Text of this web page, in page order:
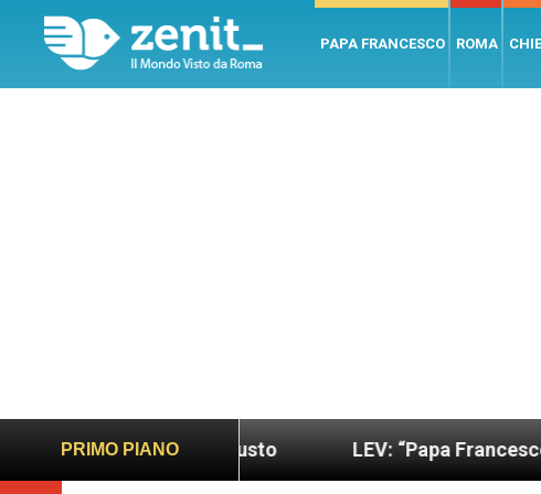
PAPA FRANCESCO ROMA
PRIMO PIANO
più sano e giusto LEV: “Papa Francesco. Un